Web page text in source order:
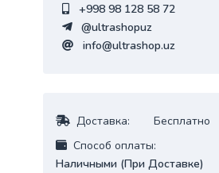
+998 98 128 58 72
@ultrashopuz
info@ultrashop.uz
Доставка:
Бесплатно
Cпособ оплаты:
Наличными (При Доставке)